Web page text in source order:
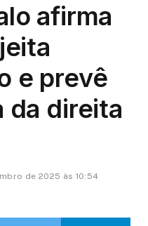
afirma
e prevê
da direita
de 2025 às 10:54